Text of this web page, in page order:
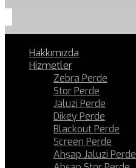
Hakkımızda
Hizmetler
Zebra Perde
Stor Perde
Jaluzi Perde
Dikey Perde
Blackout Perde
Screen Perde
Ahşap Jaluzi Perde